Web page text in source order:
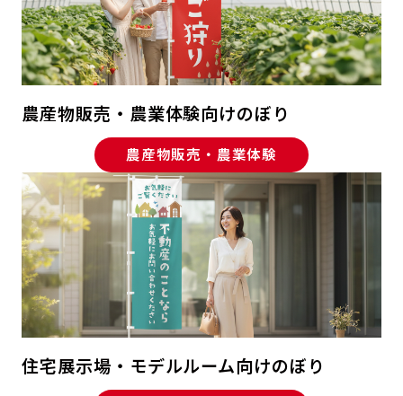
農産物販売・農業体験向けのぼり
農産物販売・農業体験
住宅展示場・モデルルーム向けのぼり